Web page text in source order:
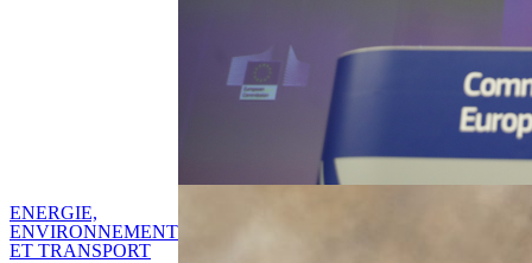
ENERGIE,
ENVIRONNEMENT
ET TRANSPORT